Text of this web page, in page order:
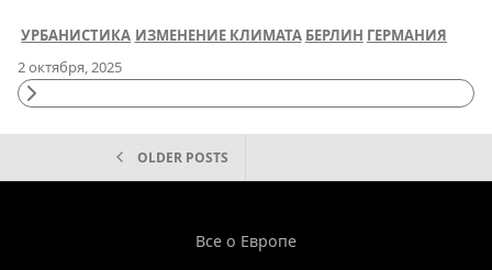
УРБАНИСТИКА ИЗМЕНЕНИЕ КЛИМАТА БЕРЛИН ГЕРМАНИЯ
2 октября, 2025
Continue
НАВИГАЦИЯ
ПО
OLDER POSTS
Все о Европе